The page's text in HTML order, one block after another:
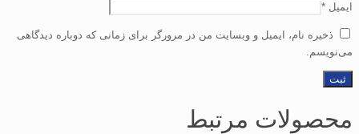
ایمیل *
ذخیره نام، ایمیل و وبسایت من در مرورگر برای زمانی که دوباره دیدگاهی
می‌نویسم.
محصولات مرتبط